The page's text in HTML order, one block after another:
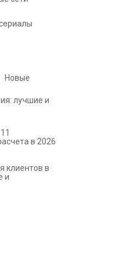
Новые
лучшие и
в 2026
клиентов в
и